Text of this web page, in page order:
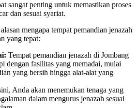
sangat penting untuk memastikan proses
dan sesuai syariat.
mengapa tempat pemandian jenazah
yang tepat:
Tempat pemandian jenazah di Jombang
dengan fasilitas yang memadai, mulai
yang bersih hingga alat-alat yang
Anda akan menemukan tenaga yang
dalam mengurus jenazah sesuai